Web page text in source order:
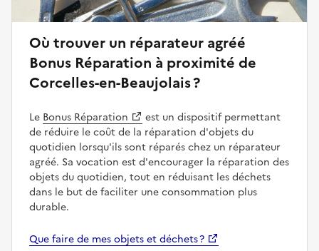
Où trouver un réparateur agréé
Bonus Réparation à proximité de
Corcelles-en-Beaujolais ?
Le Bonus Réparation
est un dispositif permettant
de réduire le coût de la réparation d'objets du
quotidien lorsqu'ils sont réparés chez un réparateur
agréé. Sa vocation est d'encourager la réparation des
objets du quotidien, tout en réduisant les déchets
dans le but de faciliter une consommation plus
durable.
Que faire de mes objets et déchets ?